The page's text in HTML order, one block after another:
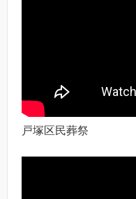
戸塚区民葬祭